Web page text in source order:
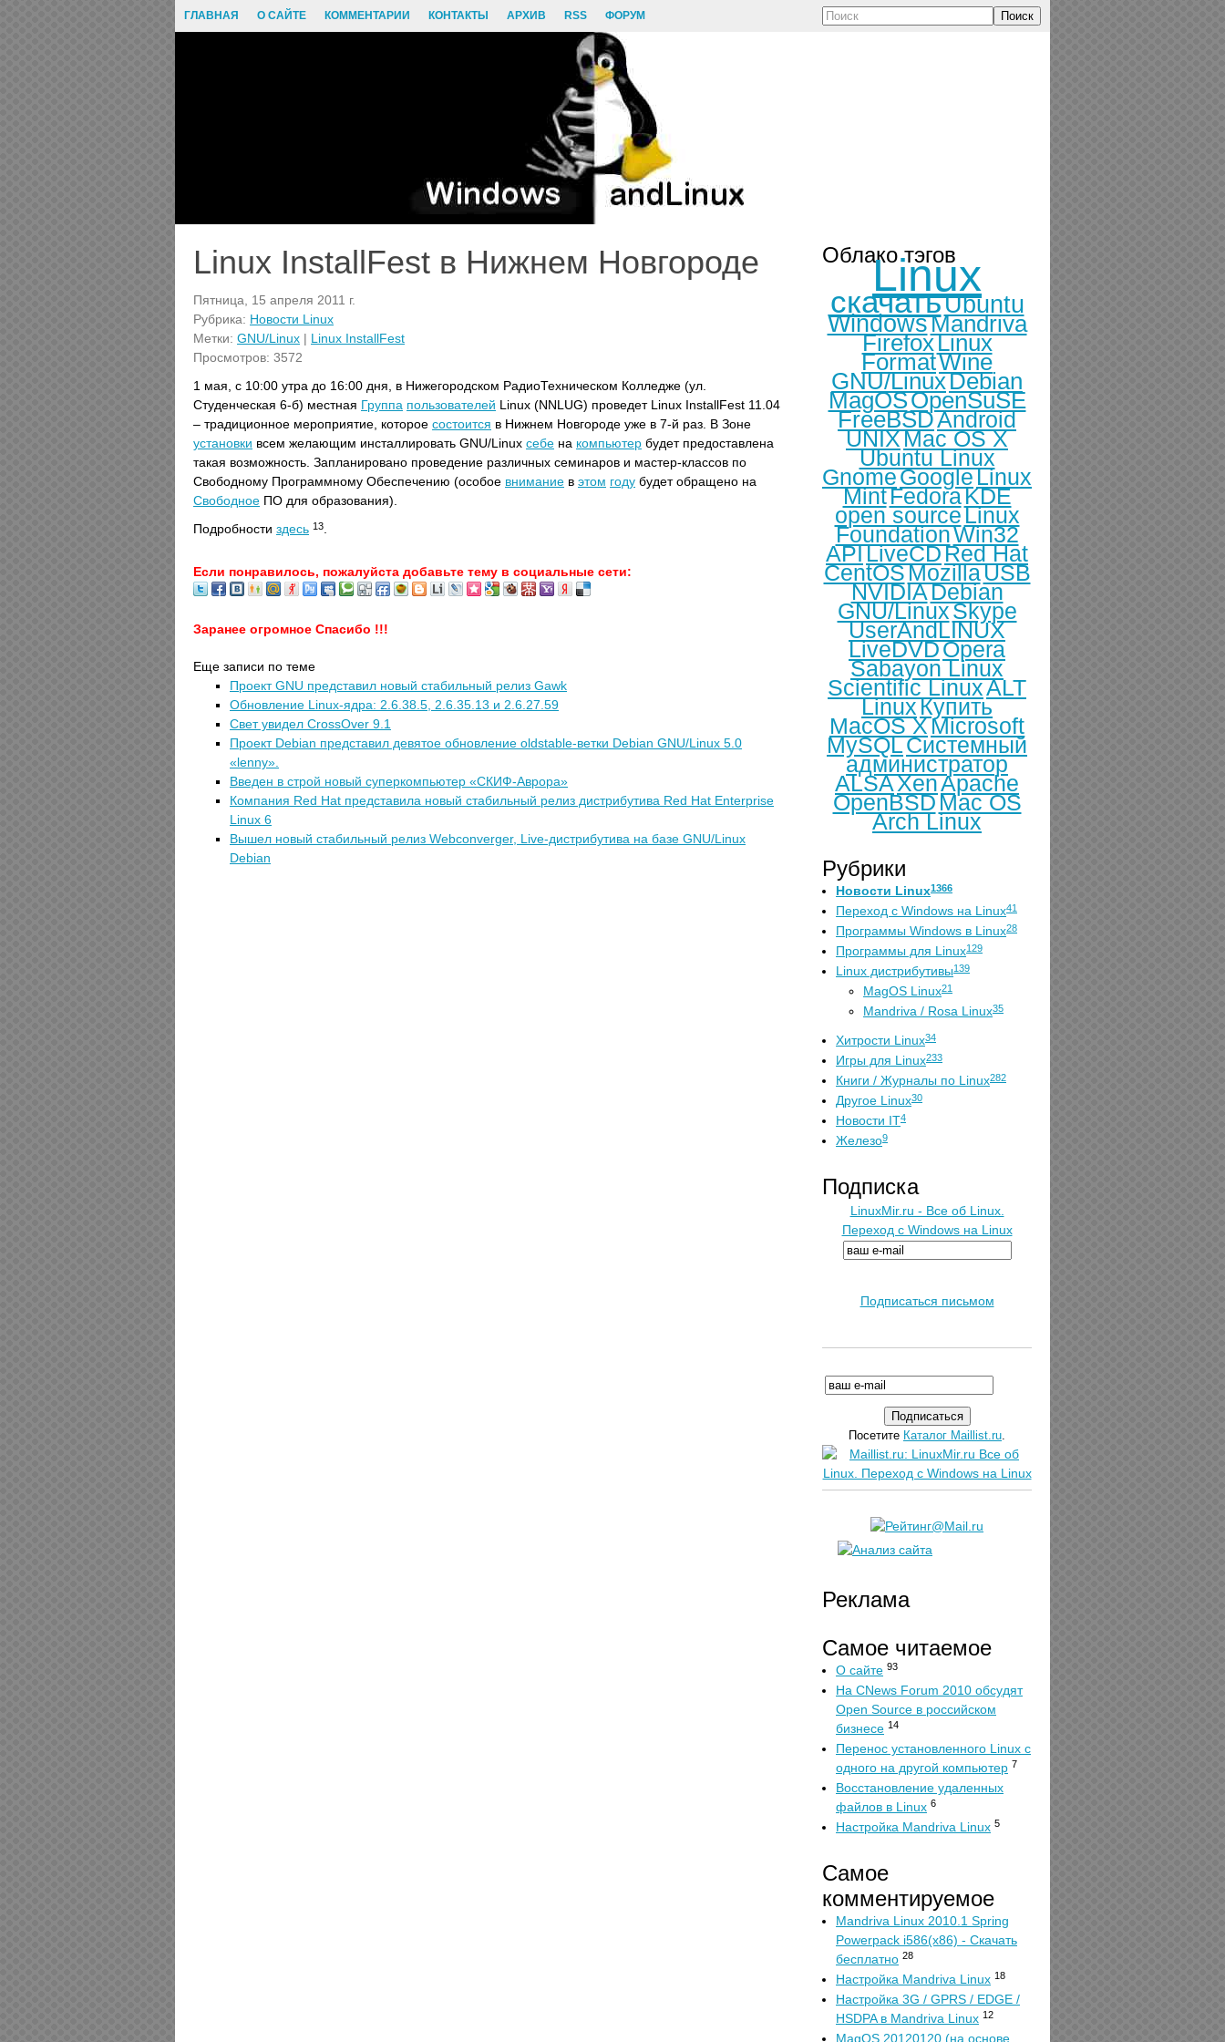
ГЛАВНАЯ О САЙТЕ КОММЕНТАРИИ КОНТАКТЫ АРХИВ RSS ФОРУМ Поиск
Linux InstallFest в Нижнем Новгороде
Пятница, 15 апреля 2011 г.
Рубрика: Новости Linux
Метки: GNU/Linux | Linux InstallFest
Просмотров: 3572
1 мая, с 10:00 утра до 16:00 дня, в Нижегородском РадиоТехническом Колледже (ул.
Студенческая 6-б) местная Группа пользователей Linux (NNLUG) проведет Linux InstallFest 11.04
– традиционное мероприятие, которое состоится в Нижнем Новгороде уже в 7-й раз. В Зоне
установки всем желающим инсталлировать GNU/Linux себе на компьютер будет предоставлена
такая возможность. Запланировано проведение различных семинаров и мастер-классов по
Свободному Программному Обеспечению (особое внимание в этом году будет обращено на
Свободное ПО для образования).
Подробности здесь 13
Если понравилось, пожалуйста добавьте тему в социальные сети:
Заранее огромное Спасибо !!!
Еще записи по теме
Проект GNU представил новый стабильный релиз Gawk
Обновление Linux-ядра: 2.6.38.5, 2.6.35.13 и 2.6.27.59
Свет увидел CrossOver 9.1
Проект Debian представил девятое обновление oldstable-ветки Debian GNU/Linux 5.0
«lenny».
Введен в строй новый суперкомпьютер «СКИФ-Аврора»
Компания Red Hat представила новый стабильный релиз дистрибутива Red Hat Enterprise
Linux 6
Вышел новый стабильный релиз Webconverger, Live-дистрибутива на базе GNU/Linux
Debian
Облако тэгов
Linux
скачатьUbuntu
WindowsMandriva
FirefoxLinux
FormatWine
GNU/LinuxDebian
MagOSOpenSuSE
FreeBSDAndroid
UNIXMac OS X
Ubuntu Linux
GnomeGoogleLinux
MintFedoraKDE
open sourceLinux
FoundationWin32
APILiveCDRed Hat
CentOSMozillaUSB
NVIDIADebian
GNU/LinuxSkype
UserAndLINUX
LiveDVDOpera
Sabayon Linux
Scientific LinuxALT
LinuxКупить
MacOS XMicrosoft
MySQLСистемный
администратор
ALSAXenApache
OpenBSD Mac OS
Arch Linux
Рубрики
Новости Linux1366
Переход с Windows на Linux41
Программы Windows в Linux28
Программы для Linux129
Linux дистрибутивы139
MagOS Linux21
Mandriva / Rosa Linux35
Хитрости Linux34
Игры для Linux233
Книги / Журналы по Linux282
Другое Linux30
Новости IT4
Железо9
Подписка
LinuxMir.ru - Все об Linux.
Переход с Windows на Linux
Подписаться письмом
Посетите Каталог Maillist.ru.
Реклама
Самое читаемое
О сайте 93
На CNews Forum 2010 обсудят
Open Source в российском
бизнесе 14
Перенос установленного Linux с
одного на другой компьютер 7
Восстановление удаленных
файлов в Linux 6
Настройка Mandriva Linux 5
Самое
комментируемое
Mandriva Linux 2010.1 Spring
Powerpack i586(x86) - Скачать
бесплатно 28
Настройка Mandriva Linux 18
Настройка 3G / GPRS / EDGE /
HSDPA в Mandriva Linux 12
MagOS 20120120 (на основе